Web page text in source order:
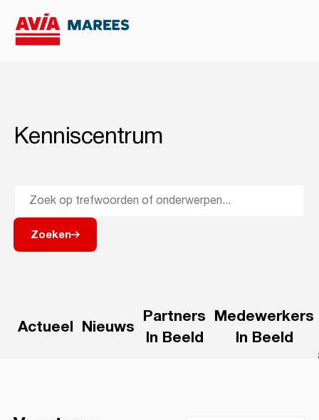
Kenniscentrum
Zoeken
Actueel Nieuws Partners
In Beeld
Medewerkers
In Beeld